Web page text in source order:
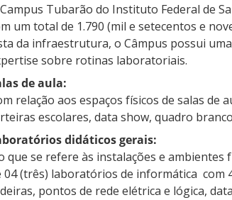
Tubarão do Instituto Federal de
um total de 1.790 (mil e setecentos e
da infraestrutura, o Câmpus possui
sobre rotinas laboratoriais.
de aula:
relação aos espaços físicos de salas de
escolares, data show, quadro
didáticos gerais:
que se refere às instalações e ambientes
04 (três) laboratórios de informática com
pontos de rede elétrica e lógica,